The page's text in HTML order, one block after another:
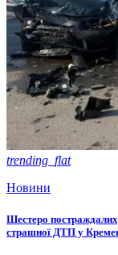
trending_flat
Новини
Шестеро постраждалих,
страшної ДТП у